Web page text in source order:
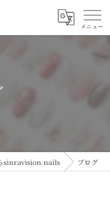
sinravision.nails ブログ